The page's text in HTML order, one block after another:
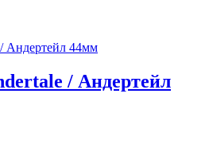
/ Андертейл